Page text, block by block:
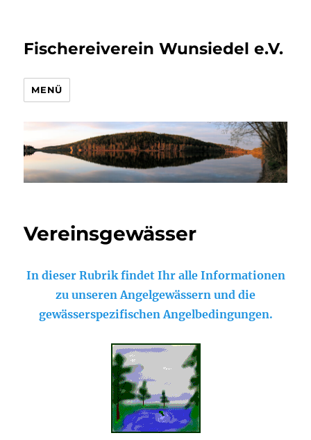
Fischereiverein Wunsiedel e.V.
MENÜ
Vereinsgewässer
In dieser Rubrik findet Ihr alle Informationen
zu unseren Angelgewässern und die
gewässerspezifischen Angelbedingungen.